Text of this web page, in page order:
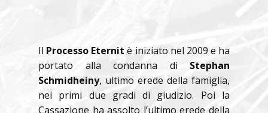
Il Processo Eternit è iniziato nel 2009 e ha
portato alla condanna di Stephan
Schmidheiny, ultimo erede della famiglia,
nei primi due gradi di giudizio. Poi la
Cassazione ha assolto l’ultimo erede della